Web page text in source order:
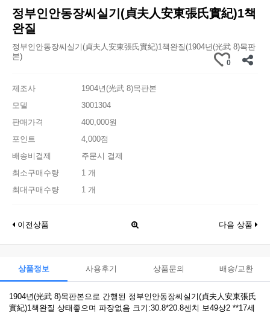
정부인안동장씨실기(貞夫人安東張氏實紀)1책
완질
정부인안동장씨실기(貞夫人安東張氏實紀)1책완질(1904년(光武 8)목판
본)
0
제조사
1904년(光武 8)목판본
모델
3001304
판매가격
400,000원
포인트
4,000점
배송비결제
주문시 결제
최소구매수량
1 개
최대구매수량
1 개
이전상품 다음 상품
상품정보 사용후기 상품문의 배송/교환
1904년(光武 8)목판본으로 간행된 정부인안동장씨실기(貞夫人安東張氏
實紀)1책완질 상태좋으며 파장없음 크기:30.8*20.8센치 보49상2 **17세